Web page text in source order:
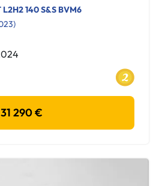
L2H2 140 S&S BVM6
31 290 €